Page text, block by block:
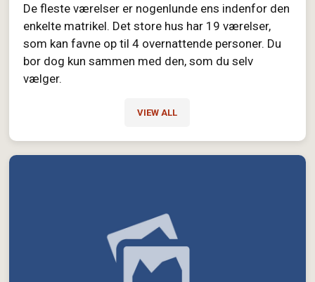
De fleste værelser er nogenlunde ens indenfor den
enkelte matrikel. Det store hus har 19 værelser,
som kan favne op til 4 overnattende personer. Du
bor dog kun sammen med den, som du selv
vælger.
VIEW ALL